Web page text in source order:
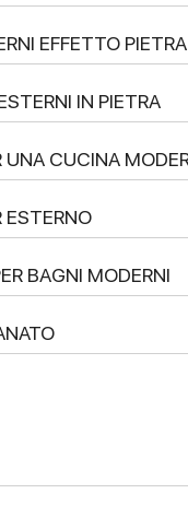
EFFETTO PIETRA
IN PIETRA
UNA CUCINA
ESTERNO
BAGNI MODERNI